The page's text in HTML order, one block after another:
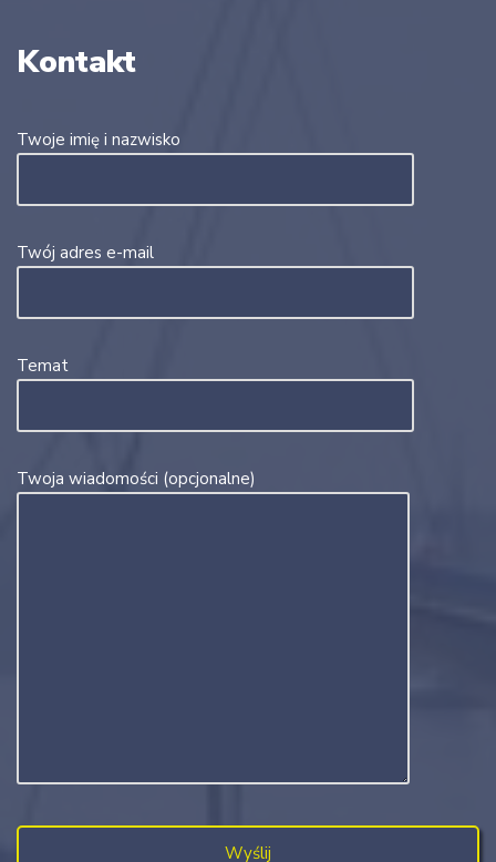
Kontakt
Twoje imię i nazwisko
Twój adres e-mail
Temat
Twoja wiadomości (opcjonalne)